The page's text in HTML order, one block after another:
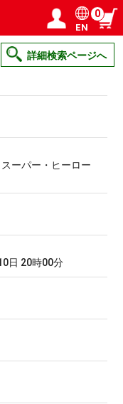
録
EN
0
詳細検索ページへ
ーパー・ヒーロー
日 20時00分